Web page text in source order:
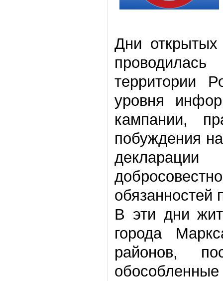
Дни открытых
территории
уровня
кампании,
побуждения
обязанностей
В эти дни
города
районов,